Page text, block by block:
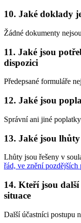
10. Jaké doklady
Žádné dokumenty
11. Jaké jsou
dispozici
Předepsané formuláře
12. Jaké jsou
Správní ani jiné
13. Jaké jsou
Lhůty jsou řešeny v
řád, ve znění pozdějších
14. Kteří jsou
situace
Další účastníci postupu